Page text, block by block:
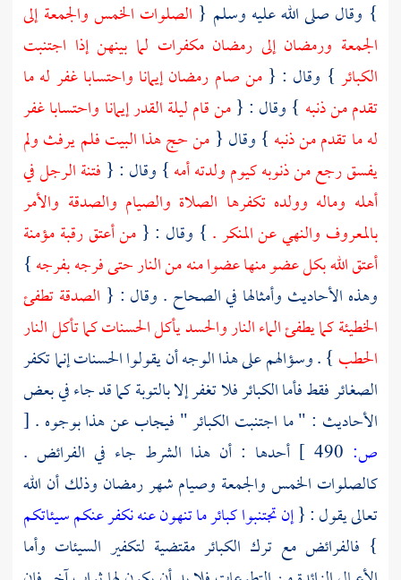
} وقال صلى الله عليه وسلم { الصلوات الخمس والجمعة إلى
الجمعة ورمضان إلى رمضان مكفرات لما بينهن إذا اجتنبت
الكبائر } وقال : {من صام رمضان إيمانا واحتسابا غفر له ما
تقدم من ذنبه } وقال : {من قام ليلة القدر إيمانا واحتسابا غفر
له ما تقدم من ذنبه } وقال { من حج هذا البيت فلم يرفث ولم
يفسق رجع من ذنوبه كيوم ولدته أمه} وقال : { فتنة الرجل في
أهله وماله وولده تكفرها الصلاة والصيام والصدقة والأمر
بالمعروف والنهي عن المنكر . } وقال : { من أعتق رقبة مؤمنة
أعتق الله بكل عضو منها عضوا منه من النار حتى فرجه بفرجه}
وهذه الأحاديث وأمثالها في الصحاح . وقال : { الصدقة تطفئ
الخطيئة كما يطفئ الماء النار والحسد يأكل الحسنات كما تأكل النار
الحطب } . وسؤالهم على هذا الوجه أن يقولوا الحسنات إنما تكفر
الصغائر فقط فأما الكبائر فلا تغفر إلا بالتوبة كما قد جاء في بعض
الأحاديث : " ما اجتنبت الكبائر " فيجاب عن هذا بوجوه . [
ص:
أحدها : أن هذا الشرط جاء في الفرائض .
كالصلوات الخمس والجمعة وصيام شهر رمضان وذلك أن الله
تعالى يقول : {إن تجتنبوا كبائر ما تنهون عنه نكفر عنكم سيئاتكم
} فالفرائض مع ترك الكبائر مقتضية لتكفير السيئات وأما